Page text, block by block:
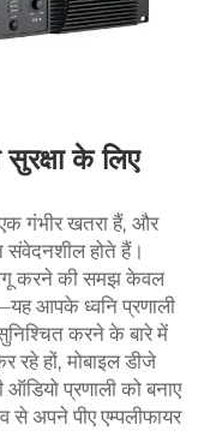
के लिए
गंभीर खतरा हैं, और
संवेदनशील होते हैं।
लागू करने की समझ केवल
आपके ध्वनि प्रणाली
करने के बारे में
रहे हों, मोबाइल डीजे
प्रणाली को बनाए
से अपने पीए एम्पलीफायर